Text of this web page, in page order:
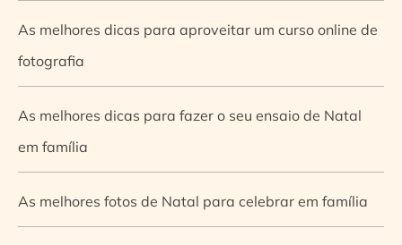
As melhores dicas para aproveitar um curso online de
fotografia
As melhores dicas para fazer o seu ensaio de Natal
em família
As melhores fotos de Natal para celebrar em família